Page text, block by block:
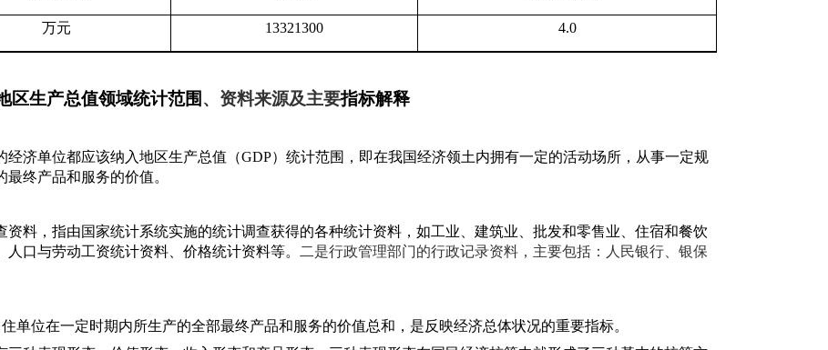
万元 13321300 4.0
区生产总值领域统计范围 、资料来源及主要指标解释
济单位都应该纳入地区生产总值（GDP）统计范围，即在我国经济领土内拥有一定的活动场所，从事一定规
终产品和服务的价值。
料，指由国家统计系统实施的统计调查获得的各种统计资料，如工业、建筑业、批发和零售业、住宿和餐饮
口与劳动工资统计资料、价格统计资料等。
二是行政管理部门的行政记录资料，主要包括：人民银行、银保
位在一定时期内所生产的全部最终产品和服务的价值总和，是反映经济总体状况的重要指标。